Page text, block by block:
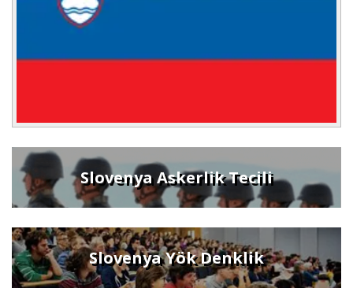
Slovenya Askerlik Tecili
Slovenya Yök Denklik